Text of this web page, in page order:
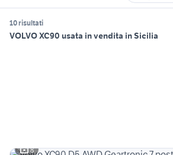
10 risultati
VOLVO XC90 usata in vendita in Sicilia
8